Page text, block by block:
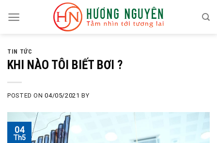
TIN TỨC
KHI NÀO TÔI BIẾT BƠI ?
POSTED ON04/05/2021 BY
04
Th5